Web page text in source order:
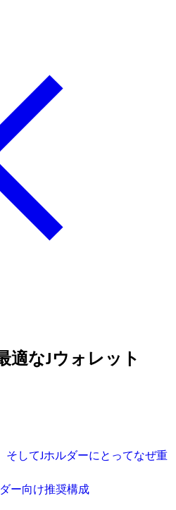
適なJウォレット
してJホルダーにとってなぜ重
ー向け推奨構成